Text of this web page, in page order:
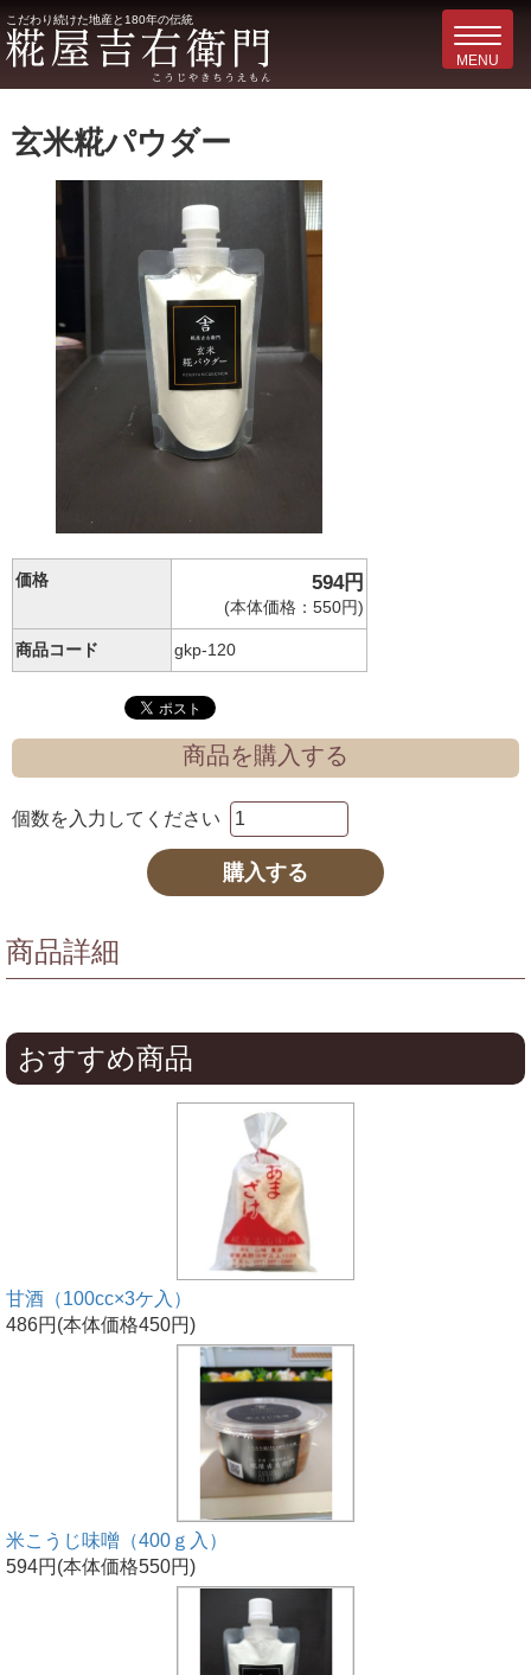
こだわり続けた地産と180年の伝統
玄米糀パウダー
価格 594円
(本体価格：550円)
商品コード gkp-120
商品を購入する
個数を入力してください
商品詳細
おすすめ商品
甘酒（100cc×3ケ入）
486円(本体価格450円)
米こうじ味噌（400ｇ入）
594円(本体価格550円)